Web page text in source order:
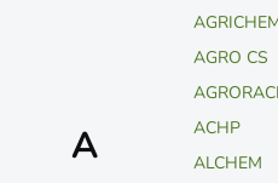
A
AGRO CS
ACHP
ALCHEM